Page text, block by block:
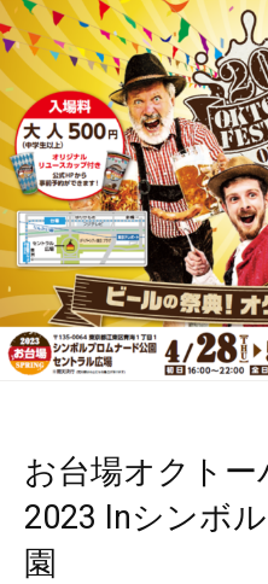
お台場オクトー
2023 Inシンボ
園